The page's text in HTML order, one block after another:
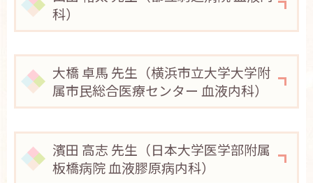
科）
大橋 卓馬 先生（横浜市立大学大学附
属市民総合医療センター 血液内科）
濱田 高志 先生（日本大学医学部附属
板橋病院 血液膠原病内科）